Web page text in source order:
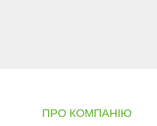
ПРО КОМПАНІЮ